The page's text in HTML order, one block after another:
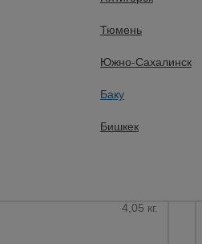
удлиненный
4,05 кг.
Тюмень
Южно-Сахалинск
Баку
Бишкек